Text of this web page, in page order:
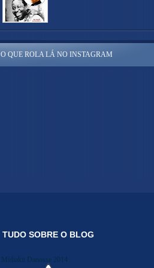
O QUE ROLA LÁ NO INSTAGRAM
TUDO SOBRE O BLOG
Midiakit Danosse 2014